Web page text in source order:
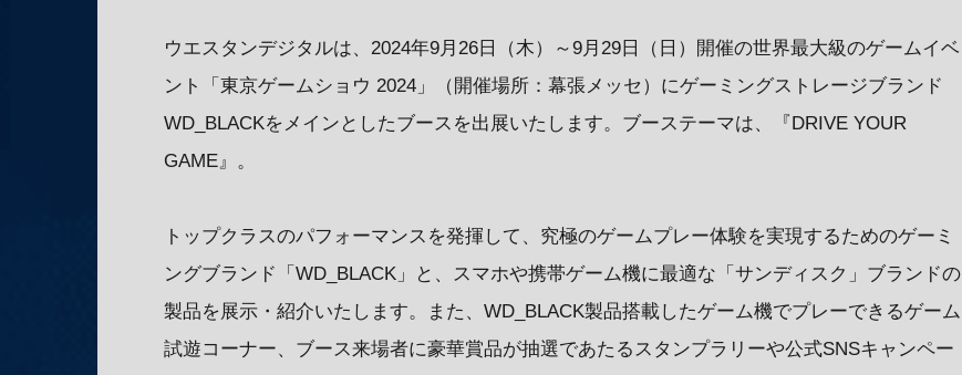
ウエスタンデジタルは、2024年9月26日（木）～9月29日（日）開催の世界最大級のゲームイベ
ント「東京ゲームショウ 2024」（開催場所：幕張メッセ）にゲーミングストレージブランド
WD_BLACKをメインとしたブースを出展いたします。ブーステーマは、『DRIVE YOUR
GAME』。
トップクラスのパフォーマンスを発揮して、究極のゲームプレー体験を実現するためのゲーミ
ングブランド「WD_BLACK」と、スマホや携帯ゲーム機に最適な「サンディスク」ブランドの
製品を展示・紹介いたします。また、WD_BLACK製品搭載したゲーム機でプレーできるゲーム
試遊コーナー、ブース来場者に豪華賞品が抽選であたるスタンプラリーや公式SNSキャンペー